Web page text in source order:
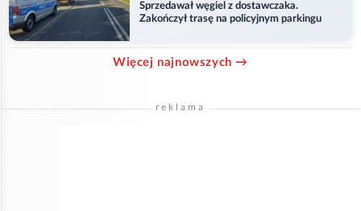
Sprzedawał węgiel z dostawczaka.
Zakończył trasę na policyjnym parkingu
Więcej najnowszych →
reklama